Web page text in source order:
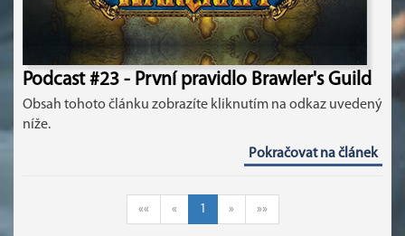
Podcast #23 - První pravidlo Brawler's Guild
Obsah tohoto článku zobrazíte kliknutím na odkaz uvedený
níže.
Pokračovat na článek
«« « 1 » »»